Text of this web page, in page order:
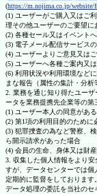
(https://m.nojima.co.jp/website/
(1) ユーザーがご購入又はご
理その他ユーザーのご要望に
(2) 各種セール又はイベント
(3) 電子メール配信サービス
(4) ユーザーよりご意見又は
(5) ユーザーへ各種ご案内又
(6) 利用状況や利用環境など
まな報告（属性の集計・分
2. 業務を通じ知り得たユー
ータを業務提携先企業等の第
(1) ユーザー本人の同意があ
(2) 第1項の利用目的のために
(3) 犯罪捜査の為など警察、
ら開示請求があった場合
(4) 会員の生命、身体又は財
3. 収集した個人情報をより
すが、データセンターでは個
定期的に監督をしております。
データ処理の委託を当社のセ